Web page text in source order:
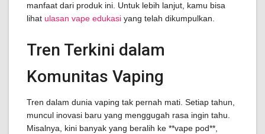
manfaat dari produk ini. Untuk lebih lanjut, kamu bisa
lihat ulasan vape edukasi yang telah dikumpulkan.
Tren Terkini dalam
Komunitas Vaping
Tren dalam dunia vaping tak pernah mati. Setiap tahun,
muncul inovasi baru yang menggugah rasa ingin tahu.
Misalnya, kini banyak yang beralih ke **vape pod**,